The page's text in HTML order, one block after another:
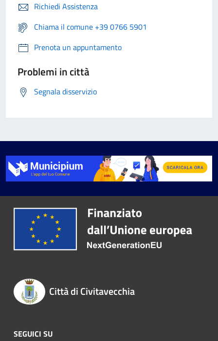
Richiedi Assistenza
Chiama il comune +39 0766 5901
Prenota un appuntamento
Problemi in città
Segnala disservizio
Città di Civitavecchia
SEGUICI SU